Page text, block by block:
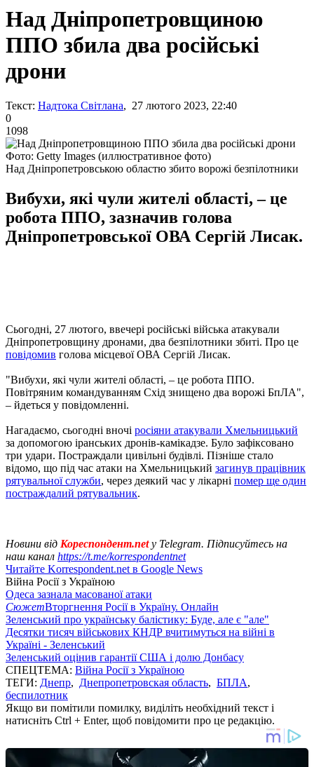
Над Дніпропетровщиною
ППО збила два російські
дрони
Текст: Надтока Світлана, 27 лютого 2023, 22:40
0
1098
Фото: Getty Images (иллюстративное фото)
Над Дніпропетровською областю збито ворожі безпілотники
Вибухи, які чули жителі області, – це
робота ППО, зазначив голова
Дніпропетровської ОВА Сергій Лисак.
Сьогодні, 27 лютого, ввечері російські війська атакували
Дніпропетровщину дронами, два безпілотники збиті. Про це
повідомив голова місцевої ОВА Сергій Лисак.
"Вибухи, які чули жителі області, – це робота ППО.
Повітряним командуванням Схід знищено два ворожі БпЛА",
– йдеться у повідомленні.
Нагадаємо, сьогодні вночі росіяни атакували Хмельницький
за допомогою іранських дронів-камікадзе. Було зафіксовано
три удари. Постраждали цивільні будівлі. Пізніше стало
відомо, що під час атаки на Хмельницький загинув працівник
рятувальної служби, через деякий час у лікарні помер ще один
постраждалий рятувальник.
Новини від Кореспондент.netу Telegram. Підписуйтесь на
наш канал https://t.me/korrespondentnet
Читайте Korrespondent.net в Google News
Війна Росії з Україною
Одеса зазнала масованої атаки
СюжетВторгнення Росії в Україну. Онлайн
Зеленський про українську балістику: Буде, але є "але"
Десятки тисяч військових КНДР вчитимуться на війні в
Україні - Зеленський
Зеленський оцінив гарантії США і долю Донбасу
СПЕЦТЕМА: Війна Росії з Україною
ТЕГИ: Днепр, Днепропетровская область, БПЛА,
беспилотник
Якщо ви помітили помилку, виділіть необхідний текст і
натисніть Ctrl + Enter, щоб повідомити про це редакцію.